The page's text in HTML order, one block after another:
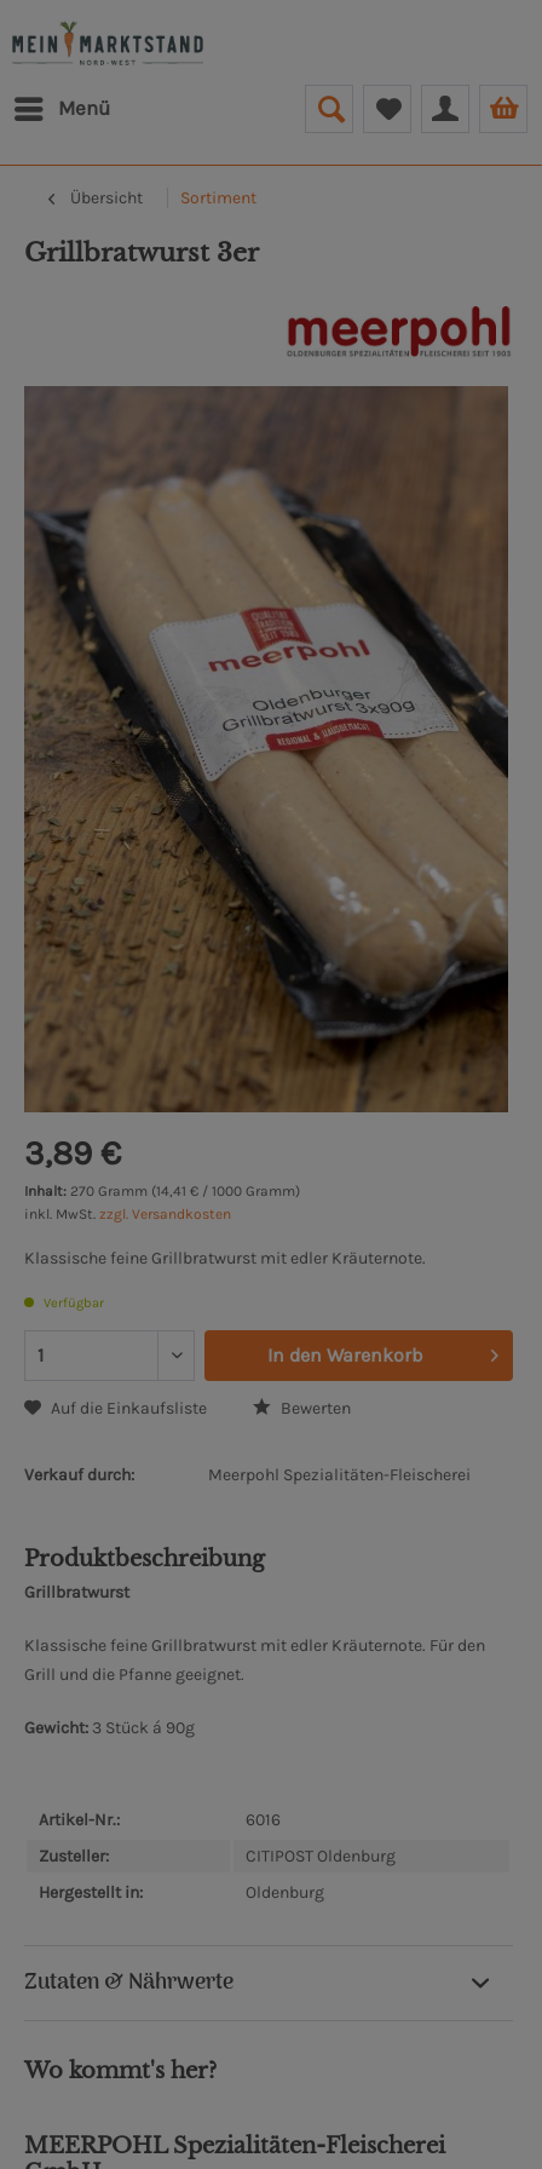
Menü
Übersicht Sortiment
Grillbratwurst 3er
3,89 €
Inhalt: 270 Gramm (14,41 € / 1000 Gramm)
inkl. MwSt. zzgl. Versandkosten
Klassische feine Grillbratwurst mit edler Kräuternote.
Verfügbar
In den Warenkorb
Auf die Einkaufsliste Bewerten
Verkauf durch: Meerpohl Spezialitäten-Fleischerei
Produktbeschreibung
Grillbratwurst
Klassische feine Grillbratwurst mit edler Kräuternote. Für den
Grill und die Pfanne geeignet.
Gewicht: 3 Stück á 90g
Artikel-Nr.:
6016
Zusteller:
CITIPOST Oldenburg
Hergestellt in:
Oldenburg
Zutaten & Nährwerte
Wo kommt's her?
MEERPOHL Spezialitäten-Fleischerei